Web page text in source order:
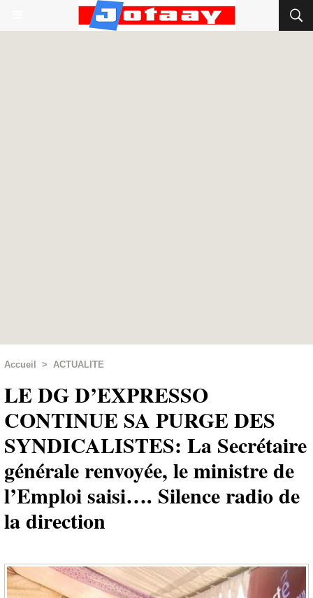
Accueil > ACTUALITE
LE DG D’EXPRESSO
CONTINUE SA PURGE DES
SYNDICALISTES: La Secrétaire
générale renvoyée, le ministre de
l’Emploi saisi…. Silence radio de
la direction